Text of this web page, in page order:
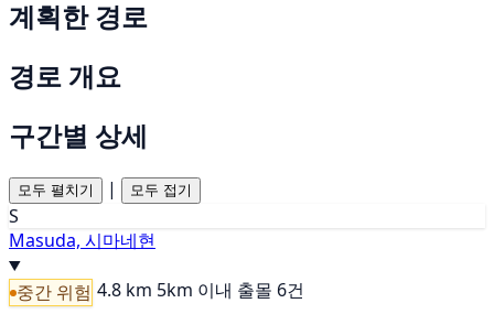
계획한 경로
경로 개요
구간별 상세
모두 펼치기 | 모두 접기
S
Masuda, 시마네현
중간 위험 4.8 km 5km 이내 출몰 6건